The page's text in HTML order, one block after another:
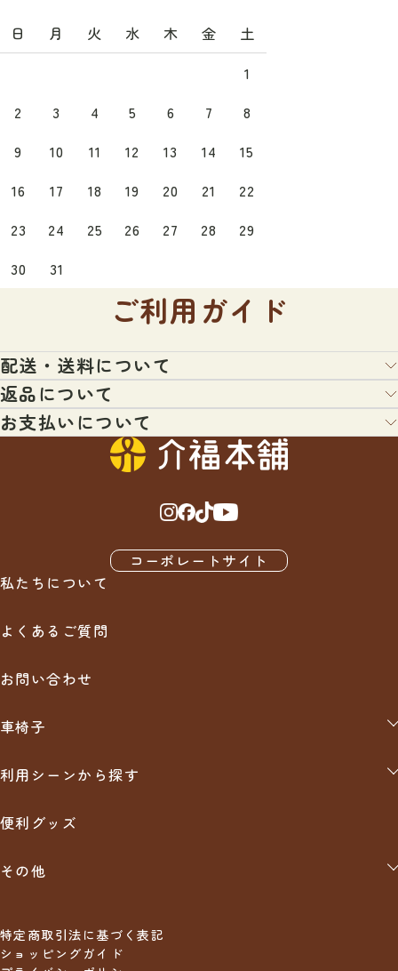
日 月 火 水 木 金
土
1
2
3 4 5 6 7
8
9
10 11 12 13 14
15
16
17 18 19 20 21
22
23
24 25 26 27 28
29
30
31
ご利用ガイド
配送・送料について
配送業者：ヤマト運輸・日本郵便・佐川急便・福山通運のいずれ
か（宅配便またはメール便）
＊配送業者の指定はできません。あらかじめご了承くださいま
＊日時指定がないご注文につきましては、通常最短日程にて出荷
・3,000円（税込）以上のお買い物で送料無料
料（車椅子など大型宅配便の場合を除く）
・前払い手数料、代金引換手数料、銀行振込手数料は原則として
お客様負担にてお願いいたします。
返品について
お客様都合による返品について
以下の条件にあてはまる場合、返品を受付いたします。
はメールにてご連絡いただいたもののみ原則対応いたします。
・対応可能期間：商品到着後7日以内にご連絡をいただいた場合
※弊社では出来るだけお求めやすい価格で販売させていただくた
め、サイズ違い、イメージ違いなどの良品にも関わらずお客様の
品に関しては基本的にお断りさせていただいております。
・メーカーから掛かる手数料（検品手数料、箱代、送料等）
をご負担頂いた上で、返品可能とさせていただきます。
お支払いについて
クレジットカード払、コンビニ払、代引き、銀行振込、などを用
意してございます。ご希望にあわせて、各種ご利用ください。
商品が到着時に配達員様へ商品代金をお支払い下さい。
購入後にお送りさせて頂きますご注文確認メールに記載されてお
分割払い、リボ払い可能です。※支払い回数はクレジットカード
会社によって異なります。
コーポレートサイト
私たちについて
よくあるご質問
お問い合わせ
車椅子
【中古】車椅子
利用シーンから探す
入浴
便利グッズ
その他
家具・収納・インテリア
在宅ワークにおすすめクッション
特定商取引法に基づく表記
ショッピングガイド